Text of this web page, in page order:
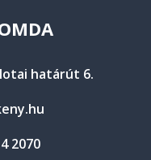
határút 6.
2070